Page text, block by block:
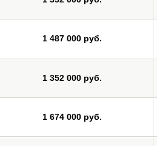
1 487 000 руб.
1 352 000 руб.
1 674 000 руб.